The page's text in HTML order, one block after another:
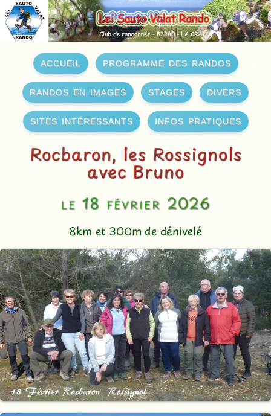
accueil programme des randos
randos en images stages divers
sites intéressants infos pratiques
Rocbaron, les Rossignols
avec Bruno
le 18 février 2026
8km et 300m de dénivelé